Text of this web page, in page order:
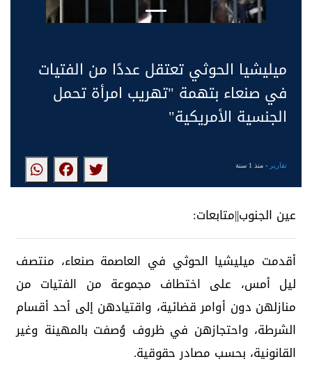
ميليشيا الحوثي تعتقل عددًا من الفتيات
في صنعاء بتهمة "تهريب امرأة تحمل
الجنسية الأمريكية"
تقارير - منذ 1 سنة
عين الجنوب||متابعات:
أقدمت ميليشيا الحوثي في العاصمة صنعاء، منتصف
ليل أمس، على اختطاف مجموعة من الفتيات من
منازلهن دون أوامر قضائية، واقتيادهن إلى أحد أقسام
الشرطة، واحتجازهن في ظروف وُصفت بالمهينة وغير
القانونية، بحسب مصادر حقوقية.